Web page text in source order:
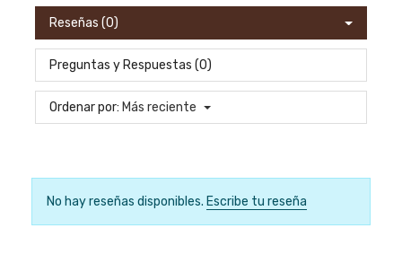
Reseñas (0)
Preguntas y Respuestas (0)
Ordenar por: Más reciente
No hay reseñas disponibles. Escribe tu reseña